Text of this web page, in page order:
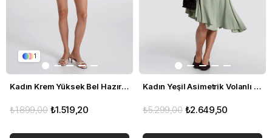
1
Kadın Krem Yüksek Bel Hazır Kemerli Slim Fit Şort
₺1.519,20
₺1.899,00
Kadın Yeşil Asimetrik Volanlı Elbise
₺2.649,50
₺5.299,00